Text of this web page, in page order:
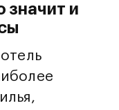
значит и